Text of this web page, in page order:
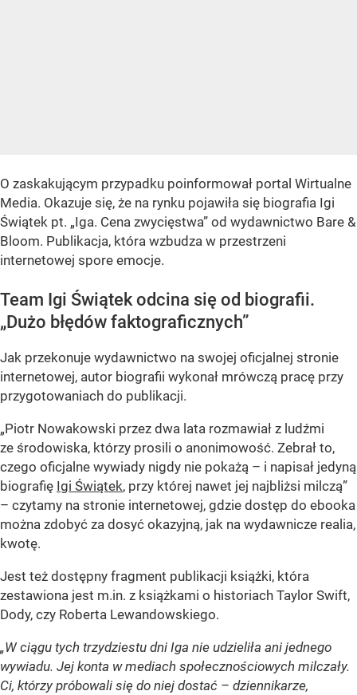
O zaskakującym przypadku poinformował portal Wirtualne
Media. Okazuje się, że na rynku pojawiła się biografia Igi
Świątek pt. „Iga. Cena zwycięstwa” od wydawnictwo Bare &
Bloom. Publikacja, która wzbudza w przestrzeni
internetowej spore emocje.
Team Igi Świątek odcina się od biografii.
„Dużo błędów faktograficznych”
Jak przekonuje wydawnictwo na swojej oficjalnej stronie
internetowej, autor biografii wykonał mrówczą pracę przy
przygotowaniach do publikacji.
„Piotr Nowakowski przez dwa lata rozmawiał z ludźmi
ze środowiska, którzy prosili o anonimowość. Zebrał to,
czego oficjalne wywiady nigdy nie pokażą – i napisał jedyną
biografię Igi Świątek, przy której nawet jej najbliżsi milczą”
– czytamy na stronie internetowej, gdzie dostęp do ebooka
można zdobyć za dosyć okazyjną, jak na wydawnicze realia,
kwotę.
Jest też dostępny fragment publikacji książki, która
zestawiona jest m.in. z książkami o historiach Taylor Swift,
Dody, czy Roberta Lewandowskiego.
„W ciągu tych trzydziestu dni Iga nie udzieliła ani jednego
wywiadu. Jej konta w mediach społecznościowych milczały.
Ci, którzy próbowali się do niej dostać – dziennikarze,